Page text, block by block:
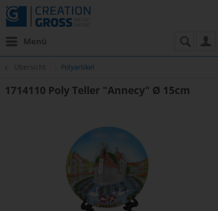
Menü
Übersicht Polyartikel
1714110 Poly Teller "Annecy" Ø 15cm